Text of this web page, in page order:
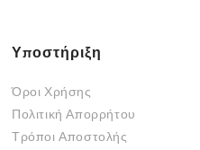
Υποστήριξη
Όροι Χρήσης
Πολιτική Απορρήτου
Τρόποι Αποστολής